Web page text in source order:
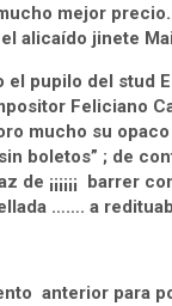
mejor
alicaído jinete
el pupilo del stud
Feliciano
mucho su
boletos” ; de
de ¡¡¡¡¡¡ barrer
……. a
anterior para